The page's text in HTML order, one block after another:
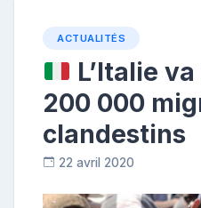
ACTUALITÉS
L’Italie
200 000
clandestins
22 avril 2020
e